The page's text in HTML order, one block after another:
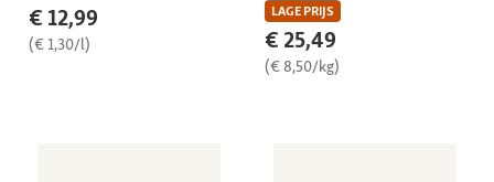
€ 12,99
(€ 1,30/l)
LAGE PRIJS
€ 25,49
(€ 8,50/kg)